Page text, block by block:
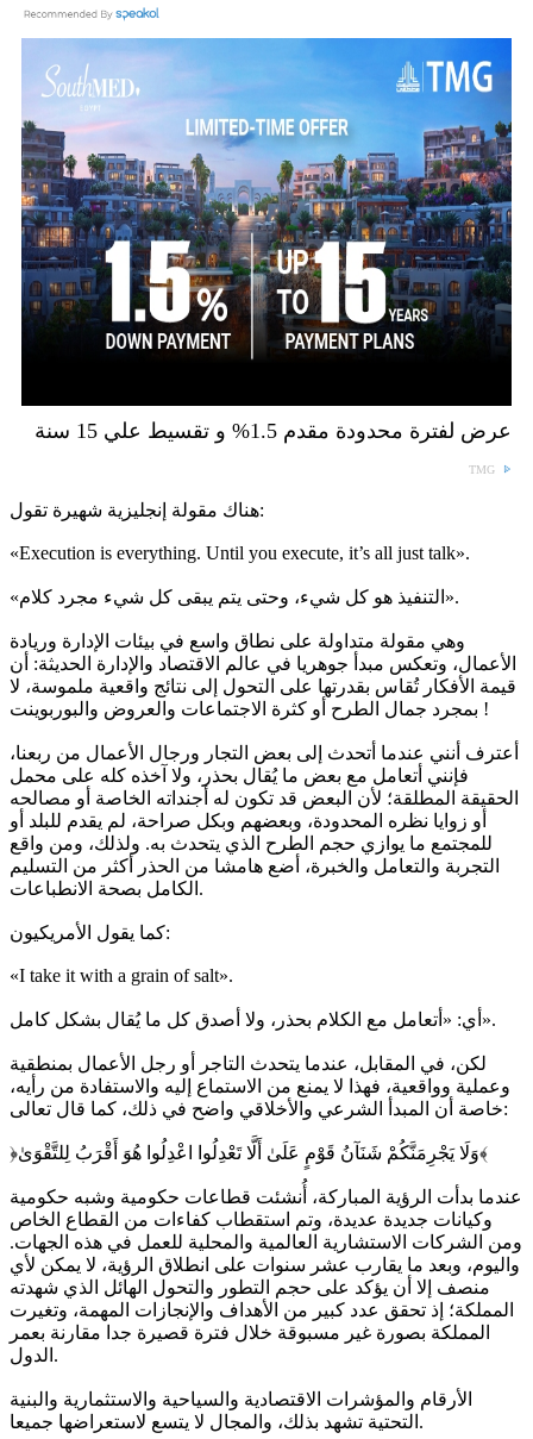
عرض لفترة محدودة مقدم 1.5% و تقسيط علي 15 سنة
TMG
هناك مقولة إنجليزية شهيرة تقول:
«Execution is everything. Until you execute, it’s all just talk».
«التنفيذ هو كل شيء، وحتى يتم يبقى كل شيء مجرد كلام».
وهي مقولة متداولة على نطاق واسع في بيئات الإدارة وريادة
الأعمال، وتعكس مبدأ جوهريا في عالم الاقتصاد والإدارة الحديثة: أن
قيمة الأفكار تُقاس بقدرتها على التحول إلى نتائج واقعية ملموسة، لا
بمجرد جمال الطرح أو كثرة الاجتماعات والعروض والبوربوينت !
أعترف أنني عندما أتحدث إلى بعض التجار ورجال الأعمال من ربعنا،
فإنني أتعامل مع بعض ما يُقال بحذر، ولا آخذه كله على محمل
الحقيقة المطلقة؛ لأن البعض قد تكون له أجنداته الخاصة أو مصالحه
أو زوايا نظره المحدودة، وبعضهم وبكل صراحة، لم يقدم للبلد أو
للمجتمع ما يوازي حجم الطرح الذي يتحدث به. ولذلك، ومن واقع
التجربة والتعامل والخبرة، أضع هامشا من الحذر أكثر من التسليم
الكامل بصحة الانطباعات.
كما يقول الأمريكيون:
«I take it with a grain of salt».
أي: «أتعامل مع الكلام بحذر، ولا أصدق كل ما يُقال بشكل كامل».
لكن، في المقابل، عندما يتحدث التاجر أو رجل الأعمال بمنطقية
وعملية وواقعية، فهذا لا يمنع من الاستماع إليه والاستفادة من رأيه،
خاصة أن المبدأ الشرعي والأخلاقي واضح في ذلك، كما قال تعالى:
﴿وَلَا يَجْرِمَنَّكُمْ شَنَآنُ قَوْمٍ عَلَىٰ أَلَّا تَعْدِلُوا اعْدِلُوا هُوَ أَقْرَبُ لِلتَّقْوَىٰ﴾
عندما بدأت الرؤية المباركة، أُنشئت قطاعات حكومية وشبه حكومية
وكيانات جديدة عديدة، وتم استقطاب كفاءات من القطاع الخاص
ومن الشركات الاستشارية العالمية والمحلية للعمل في هذه الجهات.
واليوم، وبعد ما يقارب عشر سنوات على انطلاق الرؤية، لا يمكن لأي
منصف إلا أن يؤكد على حجم التطور والتحول الهائل الذي شهدته
المملكة؛ إذ تحقق عدد كبير من الأهداف والإنجازات المهمة، وتغيرت
المملكة بصورة غير مسبوقة خلال فترة قصيرة جدا مقارنة بعمر
الدول.
الأرقام والمؤشرات الاقتصادية والسياحية والاستثمارية والبنية
التحتية تشهد بذلك، والمجال لا يتسع لاستعراضها جميعا.